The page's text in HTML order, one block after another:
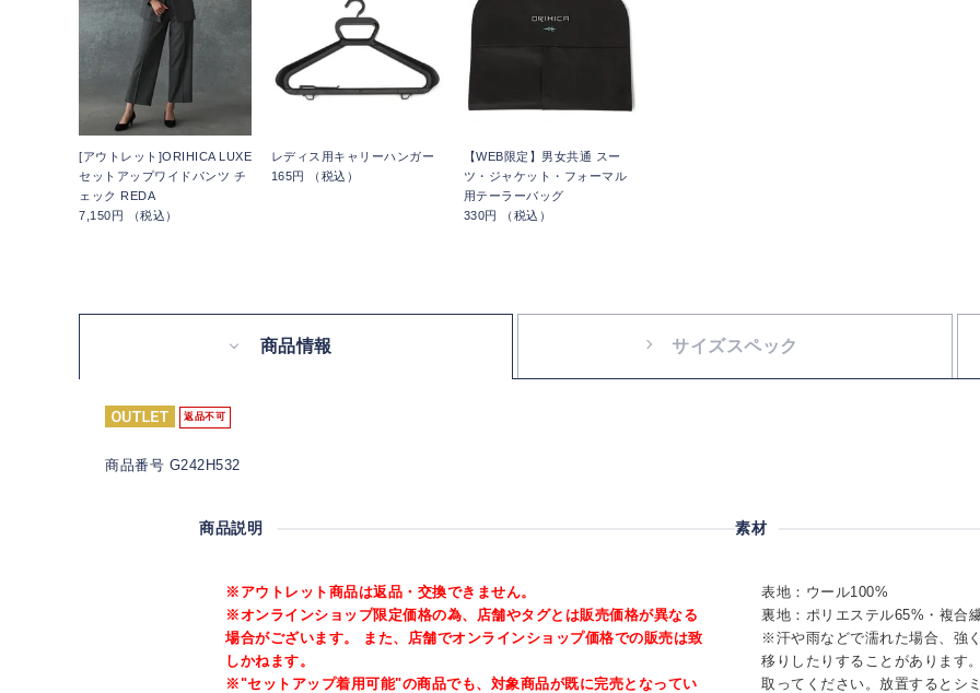
[アウトレット]ORIHICA LUXE
セットアップワイドパンツ チ
ェック REDA
7,150円 （税込）
レディス用キャリーハンガー
165円 （税込）
【WEB限定】男女共通 スー
ツ・ジャケット・フォーマル
用テーラーバッグ
330円 （税込）
商品情報 サイズスペック
返品不可
商品番号 G242H532
商品説明
※アウトレット商品は返品・交換できません。
※オンラインショップ限定価格の為、店舗やタグとは販売価格が異なる
場合がございます。 また、店舗でオンラインショップ価格での販売は致
しかねます。
※"セットアップ着用可能"の商品でも、対象商品が既に完売となってい
素材
表地：ウール100%
裏地：ポリエステル65%・複合
※汗や雨などで濡れた場合、強
移りしたりすることがあります
取ってください。放置するとシ